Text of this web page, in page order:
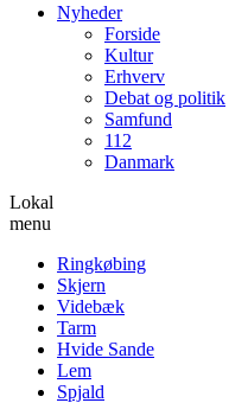
Nyheder
Forside
Kultur
Erhverv
Debat og politik
Samfund
112
Danmark
Lokal
menu
Ringkøbing
Skjern
Videbæk
Tarm
Hvide Sande
Lem
Spjald